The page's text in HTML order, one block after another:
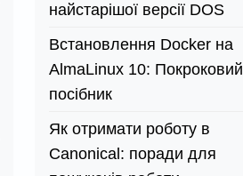
найстарішої версії DOS
Встановлення Docker на
AlmaLinux 10: Покроковий
посібник
Як отримати роботу в
Canonical: поради для